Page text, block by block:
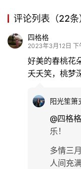
游
育
评论列表（22条
四格格
2023年3月12日
好美的春桃花
夭夭笑，桃梦
阳光笙箫
@四格格
乐！
多情三
人间充